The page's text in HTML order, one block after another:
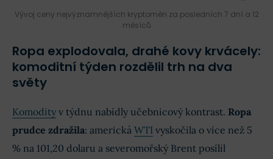
Vývoj ceny nejvýznamnějších kryptoměn za posledních 7 dní a 12
měsíců
Ropa explodovala, drahé kovy krvácely:
komoditní týden rozdělil trh na dva
světy
Komodity v týdnu nabídly učebnicový kontrast. Ropa
prudce zdražila: americká WTI vyskočila o více než 5
% na 101,20 dolaru a severomořský Brent posílil